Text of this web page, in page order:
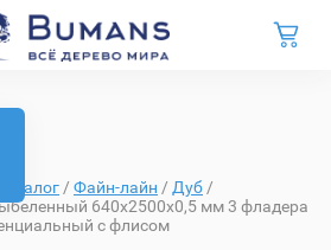
Каталог / Файн-лайн / Дуб /
640х2500х0,5 мм 3 фладера
с флисом